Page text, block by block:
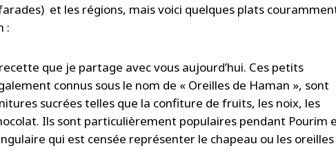
et les régions, mais voici quelques plats
:
que je partage avec vous aujourd’hui. Ces petits
connus sous le nom de « Oreilles de Haman », sont
sucrées telles que la confiture de fruits, les noix, les
Ils sont particulièrement populaires pendant Pourim
qui est censée représenter le chapeau ou les oreilles